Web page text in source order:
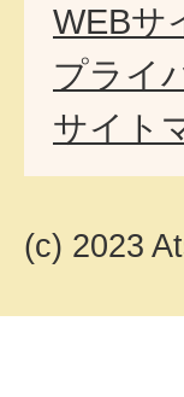
WEBサ
プライ
サイト
(c) 2023